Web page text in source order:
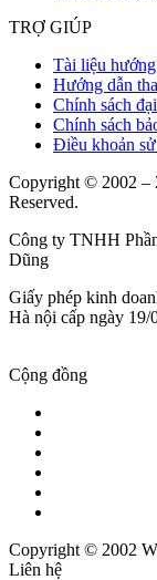
TRỢ GIÚP
Tài liệu hướng
Hướng dẫn
Chính sách
Chính sách
Điều khoản
Copyright © 2002 –
Reserved.
Công ty TNHH
Dũng
Giấy phép kinh
Hà nội cấp ngày 19/
Cộng đồng
Copyright © 2002
Liên hệ